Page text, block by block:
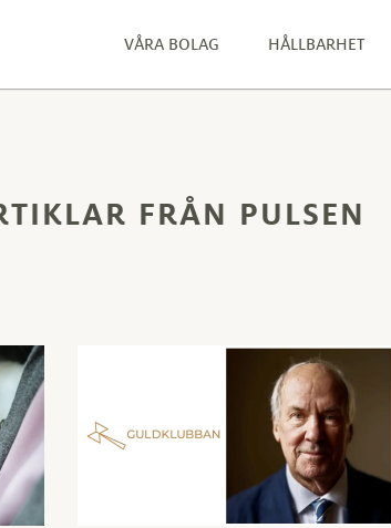
VÅRA BOLAG HÅLLBARHET
FRÅN PULSEN